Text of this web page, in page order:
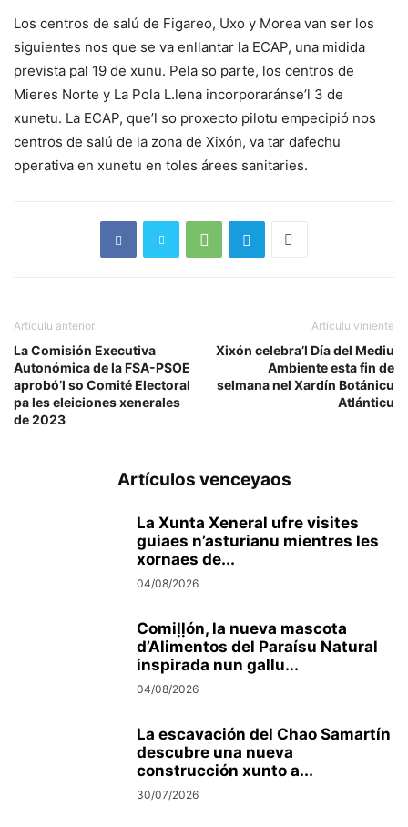
Los centros de salú de Figareo, Uxo y Morea van ser los
siguientes nos que se va enllantar la ECAP, una midida
prevista pal 19 de xunu. Pela so parte, los centros de
Mieres Norte y La Pola L.lena incorporaránse’l 3 de
xunetu. La ECAP, que’l so proxecto pilotu empecipió nos
centros de salú de la zona de Xixón, va tar dafechu
operativa en xunetu en toles árees sanitaries.
Artículu anterior
La Comisión Executiva
Autonómica de la FSA-PSOE
aprobó’l so Comité Electoral
pa les eleiciones xenerales
de 2023
Artículu viniente
Xixón celebra’l Día del Mediu
Ambiente esta fin de
selmana nel Xardín Botánicu
Atlánticu
Artículos venceyaos
La Xunta Xeneral ufre visites
guiaes n’asturianu mientres les
xornaes de...
04/08/2026
Comiḷḷón, la nueva mascota
d’Alimentos del Paraísu Natural
inspirada nun gallu...
04/08/2026
La escavación del Chao Samartín
descubre una nueva
construcción xunto a...
30/07/2026